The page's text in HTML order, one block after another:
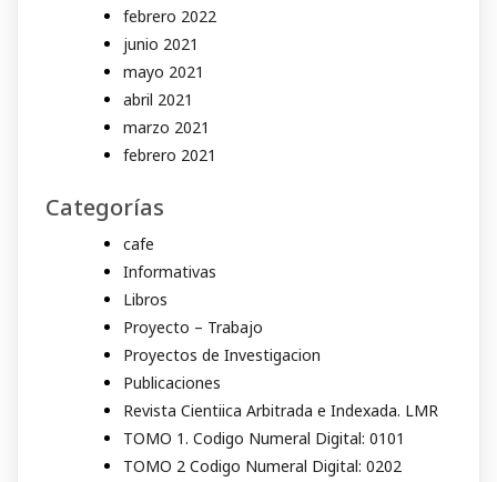
febrero 2022
junio 2021
mayo 2021
abril 2021
marzo 2021
febrero 2021
Categorías
cafe
Informativas
Libros
Proyecto – Trabajo
Proyectos de Investigacion
Publicaciones
Revista Cientiica Arbitrada e Indexada. LMR
TOMO 1. Codigo Numeral Digital: 0101
TOMO 2 Codigo Numeral Digital: 0202